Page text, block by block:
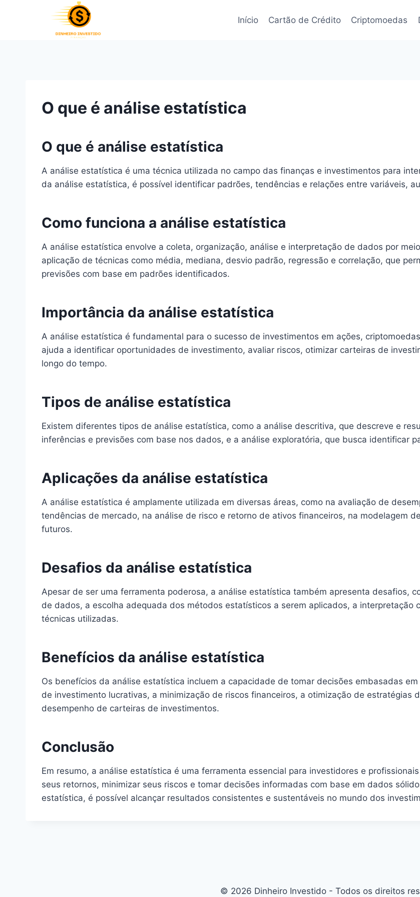
Início Cartão de Crédito Criptomoedas
O que é análise estatística
O que é análise estatística
A análise estatística é uma técnica utilizada no campo das finanças e investimentos para
da análise estatística, é possível identificar padrões, tendências e relações entre variáveis,
Como funciona a análise estatística
A análise estatística envolve a coleta, organização, análise e interpretação de dados por
aplicação de técnicas como média, mediana, desvio padrão, regressão e correlação, que
previsões com base em padrões identificados.
Importância da análise estatística
A análise estatística é fundamental para o sucesso de investimentos em ações,
ajuda a identificar oportunidades de investimento, avaliar riscos, otimizar carteiras de
longo do tempo.
Tipos de análise estatística
Existem diferentes tipos de análise estatística, como a análise descritiva, que descreve e
inferências e previsões com base nos dados, e a análise exploratória, que busca identificar
Aplicações da análise estatística
A análise estatística é amplamente utilizada em diversas áreas, como na avaliação de
tendências de mercado, na análise de risco e retorno de ativos financeiros, na modelagem
futuros.
Desafios da análise estatística
Apesar de ser uma ferramenta poderosa, a análise estatística também apresenta desafios,
de dados, a escolha adequada dos métodos estatísticos a serem aplicados, a
técnicas utilizadas.
Benefícios da análise estatística
Os benefícios da análise estatística incluem a capacidade de tomar decisões embasadas
de investimento lucrativas, a minimização de riscos financeiros, a otimização de estratégias
desempenho de carteiras de investimentos.
Conclusão
Em resumo, a análise estatística é uma ferramenta essencial para investidores e
seus retornos, minimizar seus riscos e tomar decisões informadas com base em dados
estatística, é possível alcançar resultados consistentes e sustentáveis no mundo dos
© 2026 Dinheiro Investido - Todos os direitos